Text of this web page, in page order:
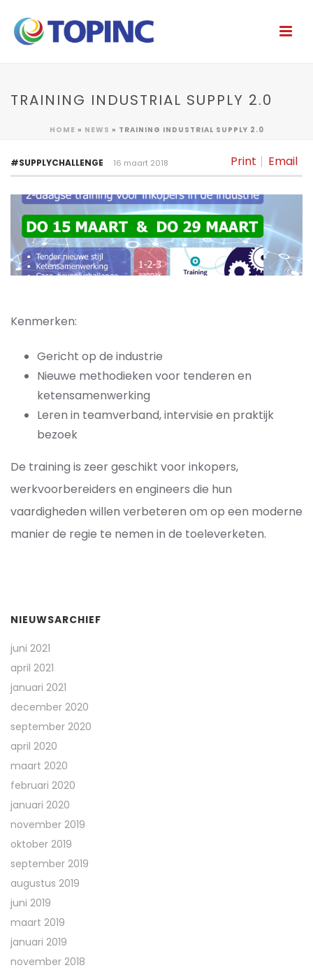
TRAINING INDUSTRIAL SUPPLY 2.0
HOME » NEWS » TRAINING INDUSTRIAL SUPPLY 2.0
Print Email
#SUPPLYCHALLENGE 16 maart 2018
Kenmerken:
Gericht op de industrie
Nieuwe methodieken voor tenderen en
ketensamenwerking
Leren in teamverband, intervisie en praktijk
bezoek
De training is zeer geschikt voor inkopers,
werkvoorbereiders en engineers die hun
vaardigheden willen verbeteren om op een moderne
manier de regie te nemen in de toeleverketen.
NIEUWSARCHIEF
juni 2021
april 2021
januari 2021
december 2020
september 2020
april 2020
maart 2020
februari 2020
januari 2020
november 2019
oktober 2019
september 2019
augustus 2019
juni 2019
maart 2019
januari 2019
november 2018